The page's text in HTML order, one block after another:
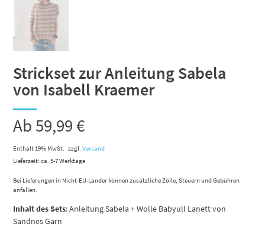
Strickset zur Anleitung Sabela
von Isabell Kraemer
Ab 59,99€
Enthält 19% MwSt. zzgl.Versand
Lieferzeit: ca. 5-7 Werktage
Bei Lieferungen in Nicht-EU-Länder können zusätzliche Zölle, Steuern und Gebühren
anfallen.
Inhalt des Sets: Anleitung Sabela + Wolle Babyull Lanett von
Sandnes Garn